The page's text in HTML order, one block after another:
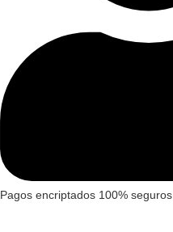
Pagos encriptados 100% seguros